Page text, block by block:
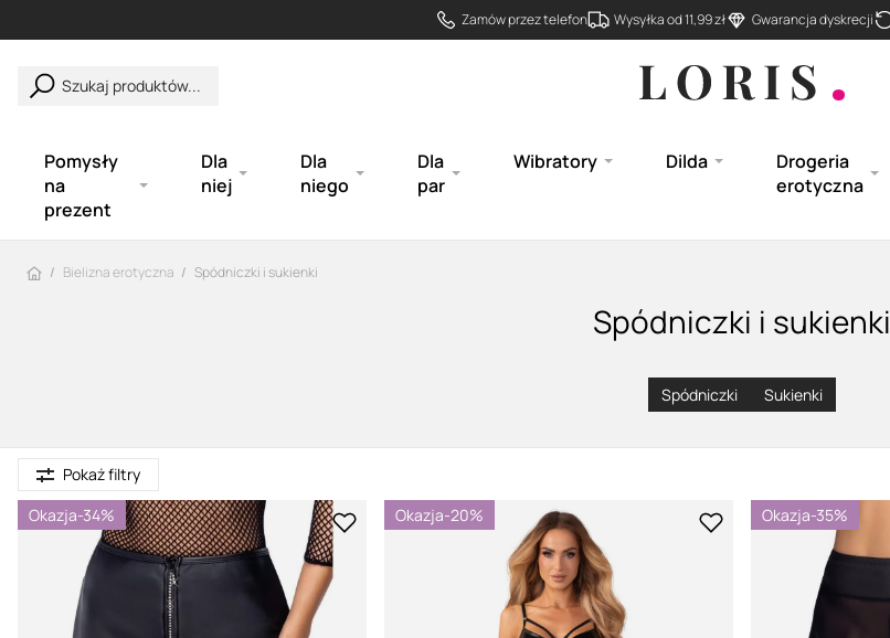
Zamów przez telefon Wysyłka od 11,99 zł Gwarancja dyskrecji
Szukaj produktów...
Pomysły
na
prezent
Dla
niej
Dla
niego
Dla
par
Wibratory Dilda
Drogeria
erotyczna
Strona główna
Bielizna erotyczna Spódniczki i sukienki
Spódniczki i sukienki
Spódniczki Sukienki
Pokaż filtry
Okazja-34% Okazja-20% Okazja-35%